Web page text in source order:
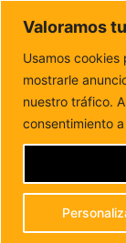
Valoramos
Usamos
mostrarle
nuestro tráfico.
consentimiento
Inicio
la San Silvestre
SAN